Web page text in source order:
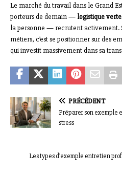
Le marché du travail dans le Grand
porteurs de demain — logistique verte
la personne — recrutent activement.
métiers, c’est se positionner sur des
qui investit massivement dans sa
PRÉCÉDENT
Préparer son exemple
stress
Les types d’exemple entretien